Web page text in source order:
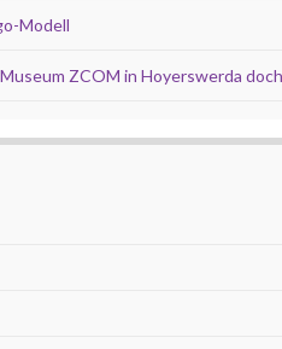
Modell
ZCOM in Hoyerswerda